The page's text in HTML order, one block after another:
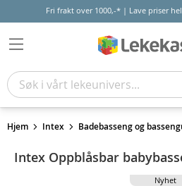
Fri frakt over 1000,-* | Lave priser
Hjem Intex Badebasseng og
Intex Oppblåsbar
Nyhet